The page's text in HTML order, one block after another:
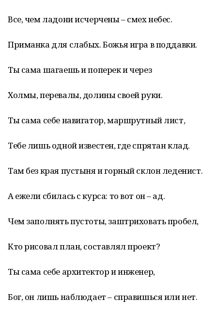
Все, чем ладони исчерчены – смех небес.
Приманка для слабых. Божья игра в поддавки.
Ты сама шагаешь и поперек и через
Холмы, перевалы, долины своей руки.
Ты сама себе навигатор, маршрутный лист,
Тебе лишь одной известен, где спрятан клад.
Там без края пустыня и горный склон леденист.
А ежели сбилась с курса: то вот он – ад.
Чем заполнять пустоты, заштриховать пробел,
Кто рисовал план, составлял проект?
Ты сама себе архитектор и инженер,
Бог, он лишь наблюдает – справишься или нет.